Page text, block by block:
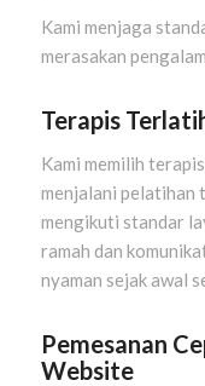
Kami menjaga
merasakan
Terapis
Kami memilih
menjalani pelatihan
mengikuti standar
ramah dan
nyaman sejak awal
Pemesanan
Website